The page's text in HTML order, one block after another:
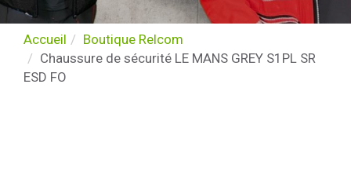
Accueil
Boutique Relcom
Chaussure de sécurité LE MANS GREY S1PL SR
ESD FO